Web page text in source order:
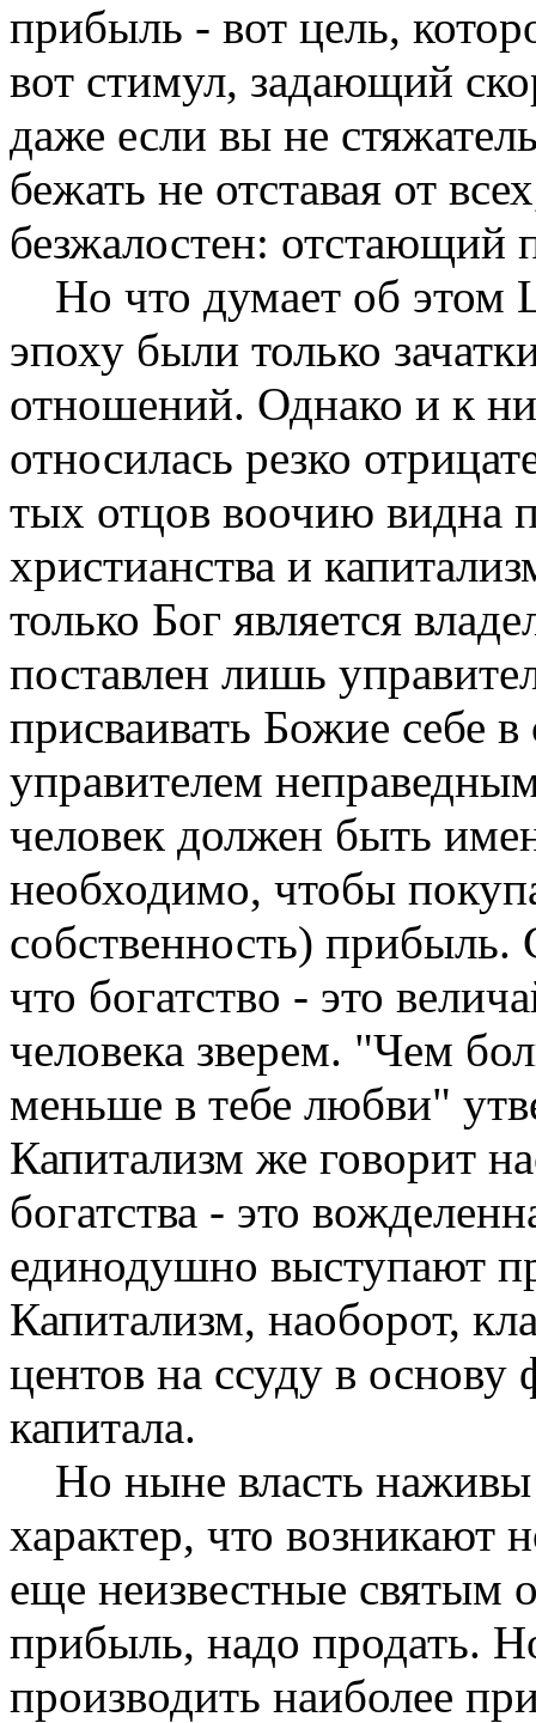
прибыль - вот цель,
вот стимул, задающий
даже если вы не
бежать не отставая от
безжалостен: отстающий
Но что думает об этом
эпоху были только
отношений. Однако и к
относилась резко
тых отцов воочию видна
христианства и
только Бог является
поставлен лишь
присваивать Божие себе в
управителем
человек должен быть
необходимо, чтобы
собс­твенность)
что богатство - это
человека зверем. "Чем
меньше в тебе любви"
Капитализм же говорит
богатства - это
единодушно выступают
Капитализм, наоборот,
центов на ссуду в
капитала.
Но ныне власть
характер, что
еще неизвестные святым
прибыль, надо продать.
производить наиболее